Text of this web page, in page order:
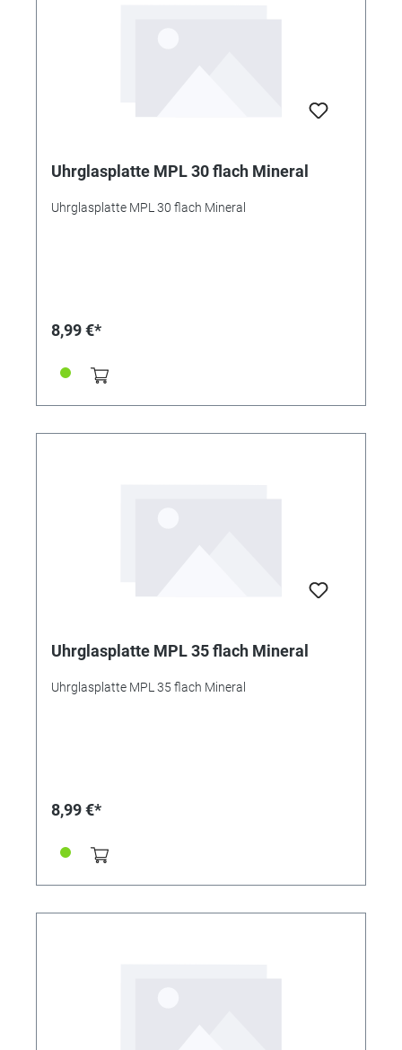
Uhrglasplatte MPL 30 flach Mineral
Uhrglasplatte MPL 30 flach Mineral
8,99 €*
Uhrglasplatte MPL 35 flach Mineral
Uhrglasplatte MPL 35 flach Mineral
8,99 €*